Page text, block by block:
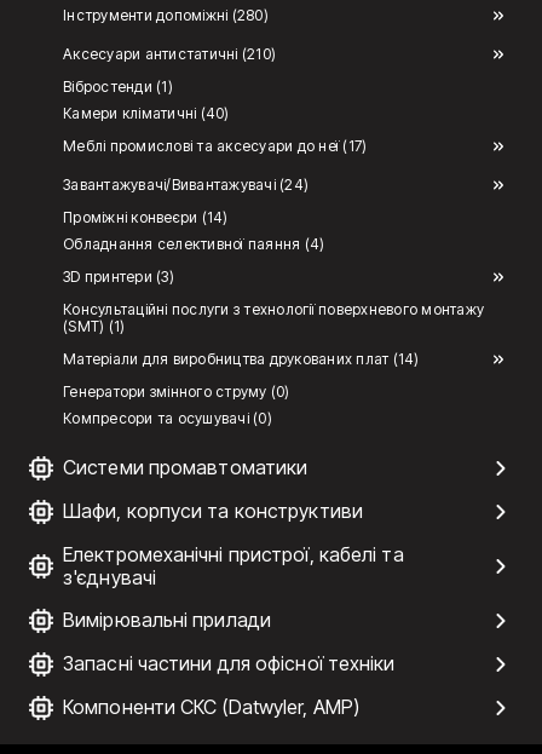
Інструменти допоміжні (280)
Аксесуари антистатичні (210)
Вібростенди (1)
Камери кліматичні (40)
Меблі промислові та аксесуари до неї (17)
Завантажувачі/Вивантажувачі (24)
Проміжні конвеєри (14)
Обладнання селективної паяння (4)
3D принтери (3)
Консультаційні послуги з технології поверхневого монтажу
(SMT) (1)
Матеріали для виробництва друкованих плат (14)
Генератори змінного струму (0)
Компресори та осушувачі (0)
Системи промавтоматики
Шафи, корпуси та конструктиви
Електромеханічні пристрої, кабелі та
з'єднувачі
Вимірювальні прилади
Запасні частини для офісної техніки
Компоненти СКС (Datwyler, AMP)